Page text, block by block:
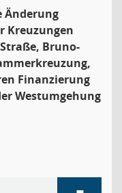
Änderung
Kreuzungen
Bruno-
Finanzierung
Westumgehung